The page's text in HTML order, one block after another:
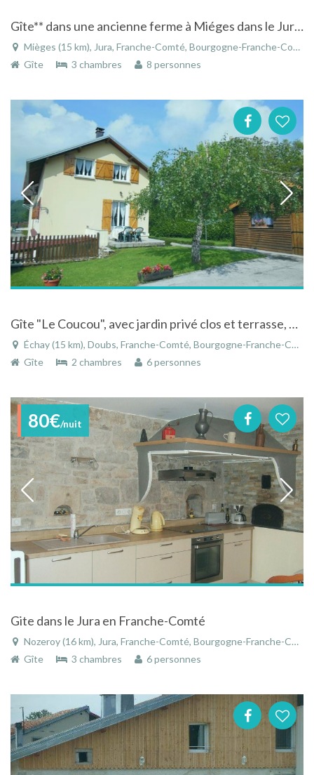
Gîte** dans une ancienne ferme à Miéges dans le Jura en Franche-Comté
Mièges (15 km), Jura, Franche-Comté, Bourgogne-Franche-Comté, France
Gîte
3 chambres 8 personnes
Gîte "Le Coucou", avec jardin privé clos et terrasse, à Echay dans le Doubs en Franche-Comté
Échay (15 km), Doubs, Franche-Comté, Bourgogne-Franche-Comté, France
Gîte
2 chambres 6 personnes
80€/nuit
Gite dans le Jura en Franche-Comté
Nozeroy (16 km), Jura, Franche-Comté, Bourgogne-Franche-Comté, France
Gîte
3 chambres 6 personnes